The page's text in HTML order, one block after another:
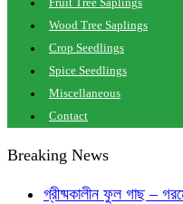
Fruit Tree Saplings
Wood Tree Saplings
Crop Seedlings
Spice Seedlings
Miscellaneous
Contact
Breaking News
গ্রীষ্মকালীন ফুল গাছ –